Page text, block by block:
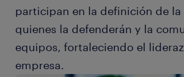
participan en la definición de la
quienes la defenderán y la
equipos, fortaleciendo el
empresa.